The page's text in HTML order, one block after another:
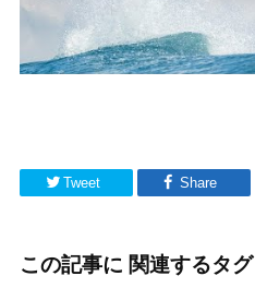
Tweet Share
この記事に 関連するタグ